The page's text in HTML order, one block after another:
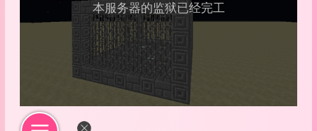
本服务器的监狱已经完工